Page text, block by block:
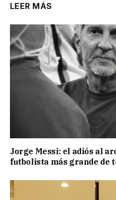
LEER MÁS
Jorge Messi: el adiós al
futbolista más grande de